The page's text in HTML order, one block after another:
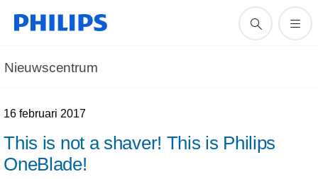
Nieuwscentrum
16 februari 2017
This is not a shaver! This is Philips
OneBlade!